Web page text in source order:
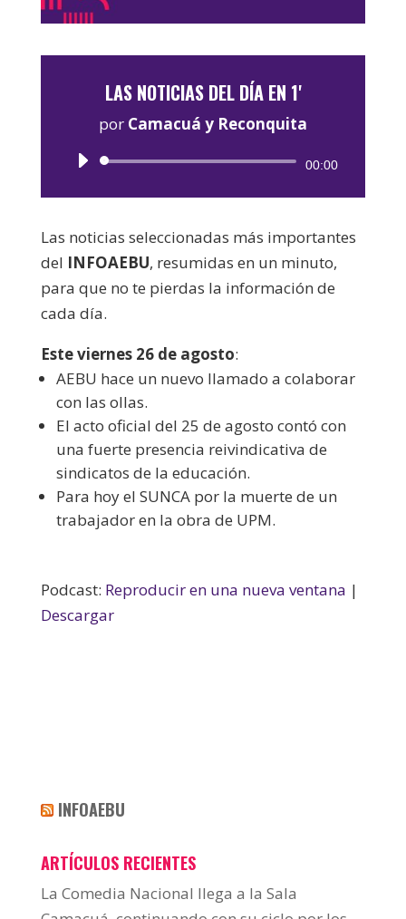
LAS NOTICIAS DEL DÍA EN 1'
por Camacuá y Reconquita
Reproductor
00:00
Las noticias seleccionadas más importantes
del INFOAEBU, resumidas en un minuto,
para que no te pierdas la información de
cada día.
Este viernes 26 de agosto:
AEBU hace un nuevo llamado a colaborar
con las ollas.
El acto oficial del 25 de agosto contó con
una fuerte presencia reivindicativa de
sindicatos de la educación.
Para hoy el SUNCA por la muerte de un
trabajador en la obra de UPM.
Podcast: Reproducir en una nueva ventana |
Descargar
INFOAEBU
ARTÍCULOS RECIENTES
La Comedia Nacional llega a la Sala